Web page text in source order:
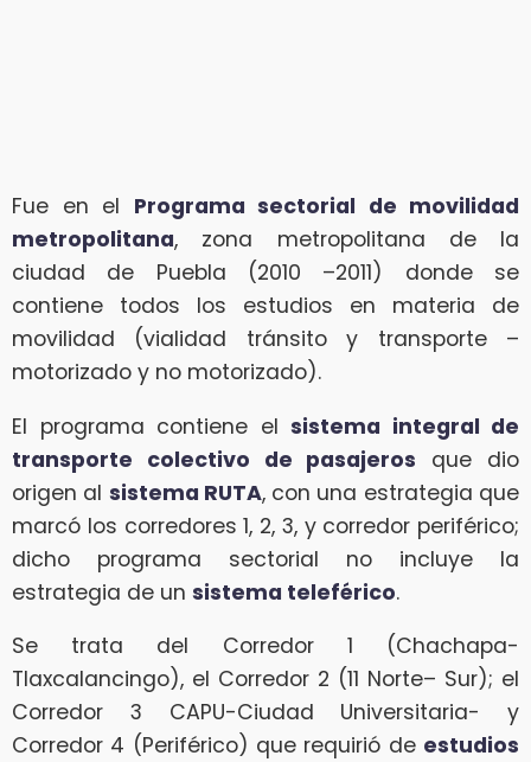
Fue en el Programa sectorial de movilidad
metropolitana, zona metropolitana de la
ciudad de Puebla (2010 –2011) donde se
contiene todos los estudios en materia de
movilidad (vialidad tránsito y transporte –
motorizado y no motorizado).
El programa contiene el sistema integral de
transporte colectivo de pasajeros que dio
origen al sistema RUTA, con una estrategia que
marcó los corredores 1, 2, 3, y corredor periférico;
dicho programa sectorial no incluye la
estrategia de un sistema teleférico.
Se trata del Corredor 1 (Chachapa-
Tlaxcalancingo), el Corredor 2 (11 Norte– Sur); el
Corredor 3 CAPU-Ciudad Universitaria- y
Corredor 4 (Periférico) que requirió de estudios